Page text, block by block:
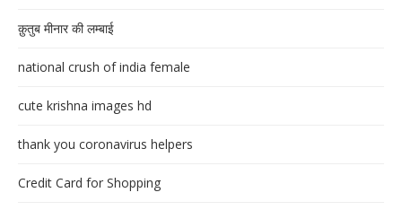
क़ुतुब मीनार की लम्बाई
national crush of india female
cute krishna images hd
thank you coronavirus helpers
Credit Card for Shopping